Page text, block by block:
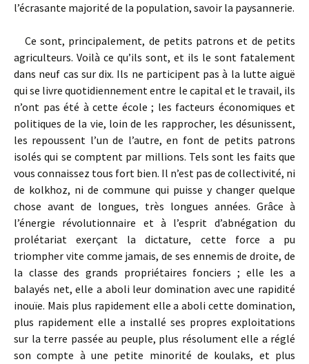
l’écrasante majorité de la population, savoir la paysannerie.
Ce sont, principalement, de petits patrons et de petits
agriculteurs. Voilà ce qu’ils sont, et ils le sont fatalement
dans neuf cas sur dix. Ils ne participent pas à la lutte aiguë
qui se livre quotidiennement entre le capital et le travail, ils
n’ont pas été à cette école ; les facteurs économiques et
politiques de la vie, loin de les rapprocher, les désunissent,
les repoussent l’un de l’autre, en font de petits patrons
isolés qui se comptent par millions. Tels sont les faits que
vous connaissez tous fort bien. Il n’est pas de collectivité, ni
de kolkhoz, ni de commune qui puisse y changer quelque
chose avant de longues, très longues années. Grâce à
l’énergie révolutionnaire et à l’esprit d’abnégation du
prolétariat exerçant la dictature, cette force a pu
triompher vite comme jamais, de ses ennemis de droite, de
la classe des grands propriétaires fonciers ; elle les a
balayés net, elle a aboli leur domination avec une rapidité
inouïe. Mais plus rapidement elle a aboli cette domination,
plus rapidement elle a installé ses propres exploitations
sur la terre passée au peuple, plus résolument elle a réglé
son compte à une petite minorité de koulaks, et plus